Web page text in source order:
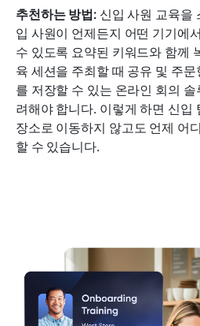
추천하는 방법: 신입 사원 교육을
입 사원이 언제든지 어떤 기기에
수 있도록 요약된 키워드와 함께
육 세션을 주최할 때 공유 및 주
를 저장할 수 있는 온라인 회의
려해야 합니다. 이렇게 하면 신입
장소로 이동하지 않고도 언제 어
할 수 있습니다.